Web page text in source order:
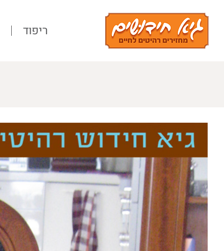
content
ריפוד
Larger